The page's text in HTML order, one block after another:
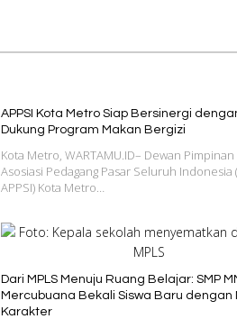
APPSI Kota Metro Siap Bersinergi
Dukung Program Makan Bergizi
Kota Metro, WARTAMU.ID– Dewan
Asosiasi Pedagang Pasar Seluruh Indonesia
APPSI) Kota Metro…
Dari MPLS Menuju Ruang Belajar: SMP
Mercubuana Bekali Siswa Baru dengan
Karakter